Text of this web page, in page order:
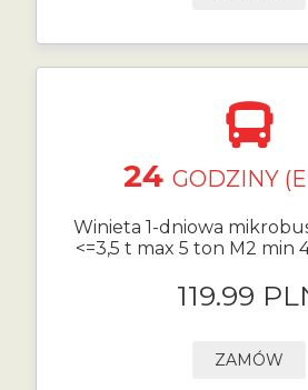
24 GODZINY
Winieta 1-dniowa
<=3,5 t max 5 ton M2 min
119.99
ZAMÓW